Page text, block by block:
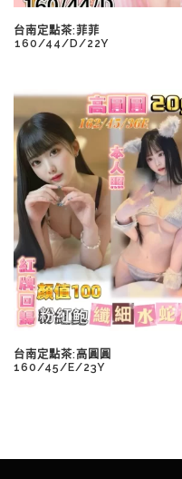
台南定點茶:菲菲
️160/44/D/22Y
台南定點茶:高圓圓
160/45/E/23Y